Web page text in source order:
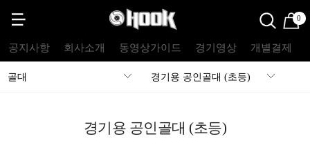
0
공지사항 회사소개 동영상가이드 경기영상 개별결제
골대 경기용 공인골대 (초등)
경기용 공인골대 (초등)